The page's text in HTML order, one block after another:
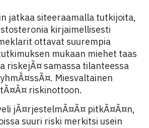
jatkaa siteeraamalla tutkijoita,
kirjaimellisesti
ottavat suurempia
mukaan miehet taas
riskejÃ¤ samassa tilanteessa
Miesvaltainen
riskinottoon.
jÃ¤rjestelmÃ¤Ã¤ pitkÃ¤Ã¤n,
suuri riski merkitsi usein